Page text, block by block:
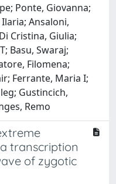
Ponte, Giovanna;
Ansaloni,
Cristina, Giulia;
Basu, Swaraj;
Filomena;
Ferrante, Maria I;
Gustincich,
Remo
transcription
of zygotic